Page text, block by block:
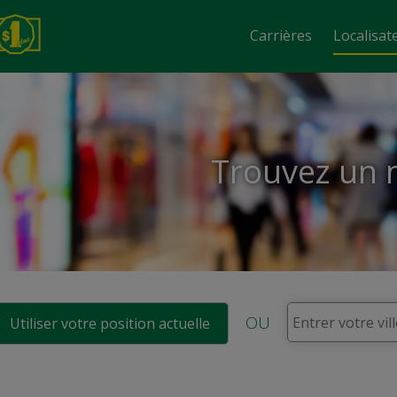
Carrières
Trouvez un
Utiliser votre position actuelle OU